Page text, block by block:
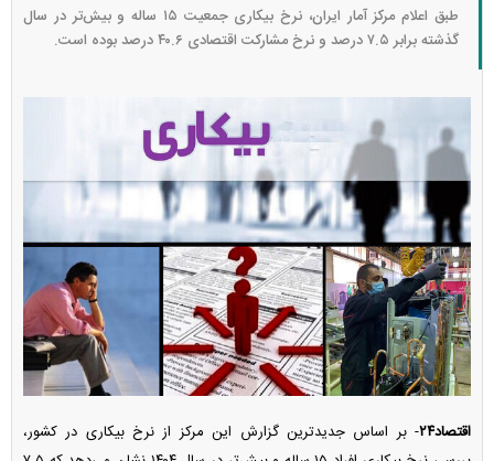
طبق اعلام مرکز آمار ایران، نرخ بیکاری جمعیت ۱۵ ساله و بیش‌تر در سال
گذشته برابر ۷.۵ درصد و نرخ مشارکت اقتصادی ۴۰.۶ درصد بوده است.
اقتصاد۲۴
- بر اساس جدیدترین گزارش این مرکز از نرخ بیکاری در کشور،